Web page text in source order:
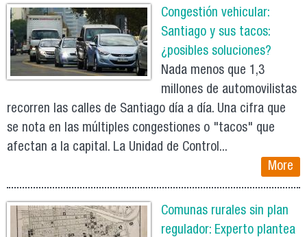
Congestión vehicular:
Santiago y sus tacos:
¿posibles soluciones?
Nada menos que 1,3
millones de automovilistas
recorren las calles de Santiago día a día. Una cifra que
se nota en las múltiples congestiones o "tacos" que
afectan a la capital. La Unidad de Control...
More
Comunas rurales sin plan
regulador: Experto plantea